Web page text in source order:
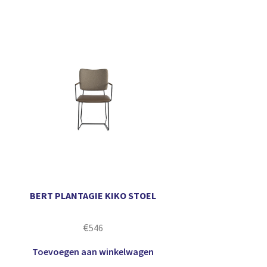
BERT PLANTAGIE KIKO STOEL
€546
Toevoegen aan winkelwagen